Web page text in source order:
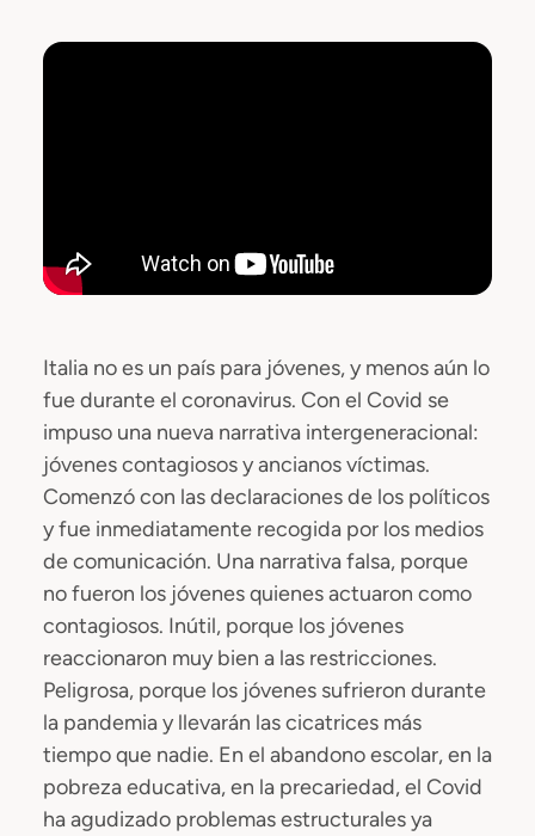
Italia no es un país para jóvenes, y menos aún lo
fue durante el coronavirus. Con el Covid se
impuso una nueva narrativa intergeneracional:
jóvenes contagiosos y ancianos víctimas.
Comenzó con las declaraciones de los políticos
y fue inmediatamente recogida por los medios
de comunicación. Una narrativa falsa, porque
no fueron los jóvenes quienes actuaron como
contagiosos. Inútil, porque los jóvenes
reaccionaron muy bien a las restricciones.
Peligrosa, porque los jóvenes sufrieron durante
la pandemia y llevarán las cicatrices más
tiempo que nadie. En el abandono escolar, en la
pobreza educativa, en la precariedad, el Covid
ha agudizado problemas estructurales ya